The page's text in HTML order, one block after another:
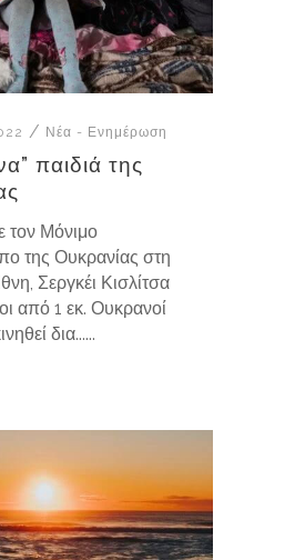
Νέα - Ενημέρωση
παιδιά της
Μόνιμο
της Ουκρανίας στη
Σεργκέι Κισλίτσα
από 1 εκ. Ουκρανοί
δια......